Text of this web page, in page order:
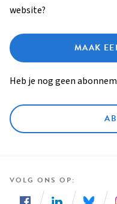
website?
MAAK
Heb je nog geen
VOLG ONS OP